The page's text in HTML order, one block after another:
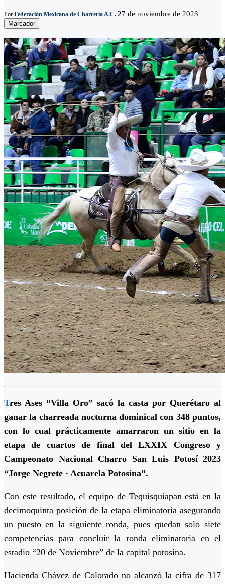
Por Federación Mexicana de Charrería A.C. 27 de noviembre de 2023
Marcador
Tres Ases “Villa Oro” sacó la casta por Querétaro al
ganar la charreada nocturna dominical con 348 puntos,
con lo cual prácticamente amarraron un sitio en la
etapa de cuartos de final del LXXIX Congreso y
Campeonato Nacional Charro San Luis Potosí 2023
“Jorge Negrete · Acuarela Potosina”.
Con este resultado, el equipo de Tequisquiapan está en la
decimoquinta posición de la etapa eliminatoria asegurando
un puesto en la siguiente ronda, pues quedan solo siete
competencias para concluir la ronda eliminatoria en el
estadio “20 de Noviembre” de la capital potosina.
Hacienda Chávez de Colorado no alcanzó la cifra de 317